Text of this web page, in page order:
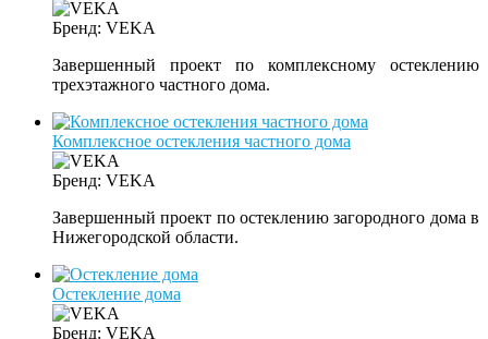
Бренд: VEKA
Завершенный проект по комплексному остеклению
трехэтажного частного дома.
Комплексное остекления частного дома
Бренд: VEKA
Завершенный проект по остеклению загородного дома в
Нижегородской области.
Остекление дома
Бренд: VEKA